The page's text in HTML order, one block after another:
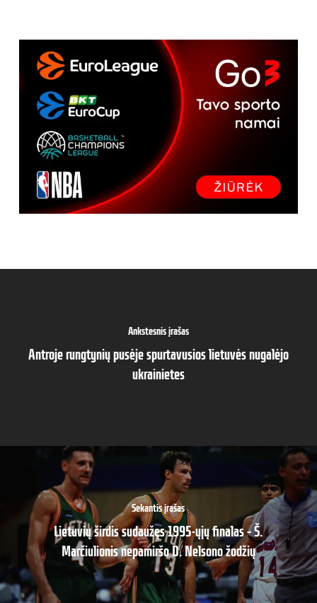
Ankstesnis įrašas
Antroje rungtynių pusėje spurtavusios lietuvės nugalėjo
ukrainietes
Sekantis įrašas
Lietuvių širdis sudaužęs 1995-ųjų finalas – Š.
Marčiulionis nepamiršo D. Nelsono žodžių